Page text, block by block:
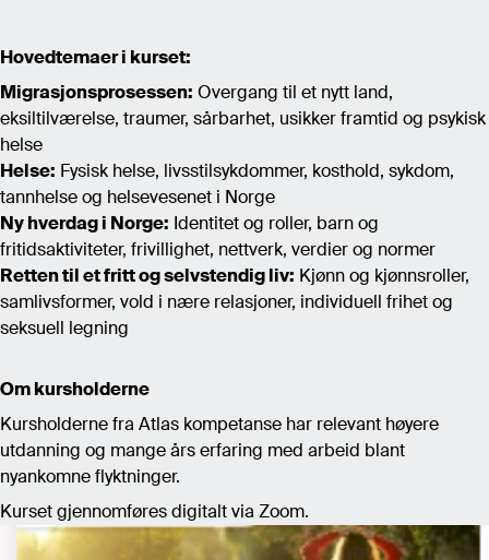
Hovedtemaer i kurset:
Migrasjonsprosessen: Overgang til et nytt land,
eksiltilværelse, traumer, sårbarhet, usikker framtid og psykisk
helse
Helse: Fysisk helse, livsstilsykdommer, kosthold, sykdom,
tannhelse og helsevesenet i Norge
Ny hverdag i Norge: Identitet og roller, barn og
fritidsaktiviteter, frivillighet, nettverk, verdier og normer
Retten til et fritt og selvstendig liv: Kjønn og kjønnsroller,
samlivsformer, vold i nære relasjoner, individuell frihet og
seksuell legning
Om kursholderne
Kursholderne fra Atlas kompetanse har relevant høyere
utdanning og mange års erfaring med arbeid blant
nyankomne flyktninger.
Kurset gjennomføres digitalt via Zoom.